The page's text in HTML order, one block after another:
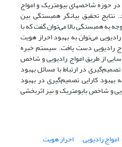
در حوزه شاخص­های بیومتریک و امواج
نتایج تحقیق بیانگر همبستگی بین
به همبستگی بالا می‌توان گفت که با
می‌توان به بهبود احراز هویت
رادیویی دست یافت. سیستم خبره
از طریق امواج رادیویی و شاخص
در ارتباط با مسائل بهبود
کارایی تصمیم‌گیری در بهبود
و شاخص بایومتریک و نیز اثربخشی
امواج رادیویی
احراز هویت